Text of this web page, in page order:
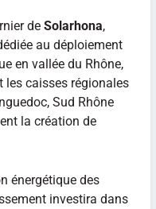
de Solarhona,
au déploiement
en vallée du Rhône,
les caisses régionales
Sud Rhône
la création de
énergétique des
investira dans